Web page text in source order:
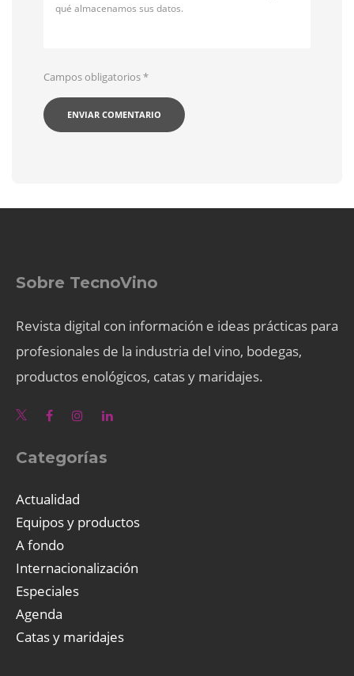
qué almacenamos sus datos.
Campos obligatorios*
Sobre TecnoVino
Revista digital con información e ideas prácticas para
profesionales de la industria del vino, bodegas,
productos enológicos, catas y maridajes.
Categorías
Actualidad
Equipos y productos
A fondo
Internacionalización
Especiales
Agenda
Catas y maridajes